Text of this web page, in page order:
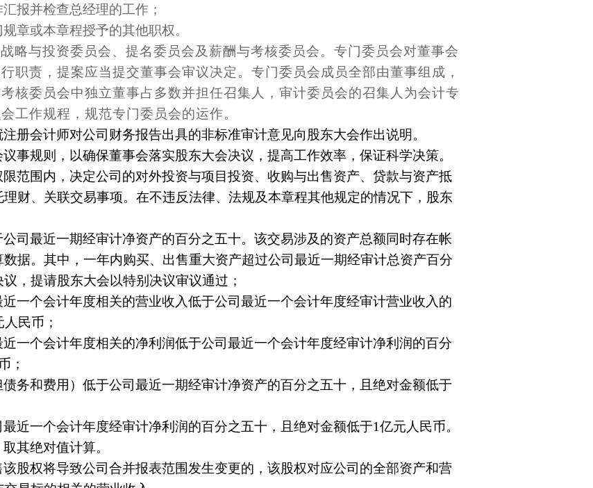
报并检查总经理的工作；
章或本章程授予的其他职权。
略与投资委员会、提名委员会及薪酬与考核委员会。专门委员会对董事会
职责，提案应当提交董事会审议决定。专门委员会成员全部由董事组成，
核委员会中独立董事占多数并担任召集人，审计委员会的召集人为会计专
工作规程，规范专门委员会的运作。
册会计师对公司财务报告出具的非标准审计意见向股东大会作出说明。
事规则，以确保董事会落实股东大会决议，提高工作效率，保证科学决策。
范围内，决定公司的对外投资与项目投资、收购与出售资产、贷款与资产抵
财、关联交易事项。在不违反法律、法规及本章程其他规定的情况下，股东
公司最近一期经审计净资产的百分之五十。该交易涉及的资产总额同时存在帐
据。其中，一年内购买、出售重大资产超过公司最近一期经审计总资产百分
，提请股东大会以特别决议审议通过；
近一个会计年度相关的营业收入低于公司最近一个会计年度经审计营业收入的
民币；
近一个会计年度相关的净利润低于公司最近一个会计年度经审计净利润的百分
；
债务和费用）低于公司最近一期经审计净资产的百分之五十，且绝对金额低于
近一个会计年度经审计净利润的百分之五十，且绝对金额低于1亿元人民币。
其绝对值计算。
股权将导致公司合并报表范围发生变更的，该股权对应公司的全部资产和营